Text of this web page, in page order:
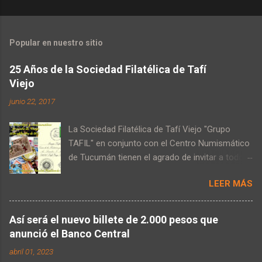
Popular en nuestro sitio
25 Años de la Sociedad Filatélica de Tafí
Viejo
junio 22, 2017
La Sociedad Filatélica de Tafí Viejo "Grupo
TAFIL" en conjunto con el Centro Numismático
de Tucumán tienen el agrado de invitar a todo
Numismática" en el marco de la celebracion de
los 25 Años de la Sociedad Filatélica de Tafí
Viejo . Que tendrá lugar en las instalaciones de
la Biblioteca Pasquini (Belgrano 257 - Ciudad de
LEER MÁS
Así será el nuevo billete de 2.000 pesos que
anunció el Banco Central
abril 01, 2023